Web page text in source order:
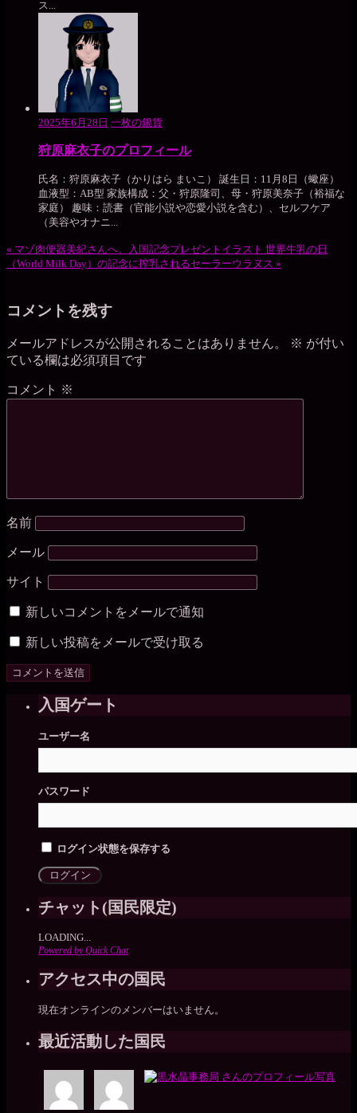
ス...
2025年6月28日 一枚の銀貨
狩原麻衣子のプロフィール
氏名：狩原麻衣子（かりはら まいこ） 誕生日：11月8日（蠍座）
血液型：AB型 家族構成：父・狩原隆司、母・狩原美奈子（裕福な
家庭） 趣味：読書（官能小説や恋愛小説を含む）、セルフケア
（美容やオナニ...
« マゾ肉便器美紀さんへ。入国記念プレゼントイラスト 世界牛乳の日
（World Milk Day）の記念に搾乳されるセーラーウラヌス »
コメントを残す
メールアドレスが公開されることはありません。 ※ が付い
ている欄は必須項目です
コメント ※
名前
メール
サイト
新しいコメントをメールで通知
新しい投稿をメールで受け取る
入国ゲート
ユーザー名
パスワード
ログイン状態を保存する
チャット(国民限定)
LOADING...
Powered by Quick Chat
アクセス中の国民
現在オンラインのメンバーはいません。
最近活動した国民